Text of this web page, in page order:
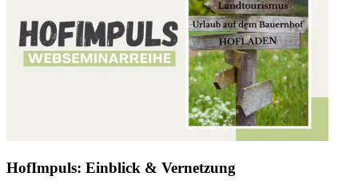
HofImpuls: Einblick & Vernetzung